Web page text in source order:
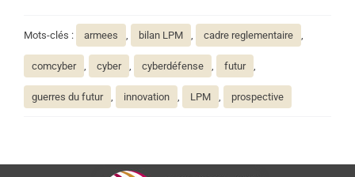
Mots-clés : armees bilan LPM cadre reglementaire
comcyber cyber cyberdéfense futur
guerres du futur innovation LPM prospective